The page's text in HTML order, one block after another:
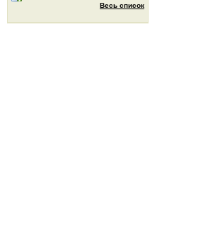
Весь список